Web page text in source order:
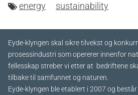
energy sustainability
Eyde-klyngen skal sikre tilvekst og
prosessindustri som opererer innenfor
fellesskap streber vi etter at bedriftene
tilbake til samfunnet og naturen.
Eyde-klyngen ble etablert i 2007 og består